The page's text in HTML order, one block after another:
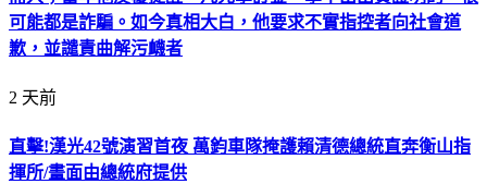
可能都是詐騙。如今真相大白，他要求不實指控者向社會道
歉，並譴責曲解污衊者
2 天前
直擊!漢光42號演習首夜 萬鈞車隊掩護賴清德總統直奔衡山指
揮所/畫面由總統府提供